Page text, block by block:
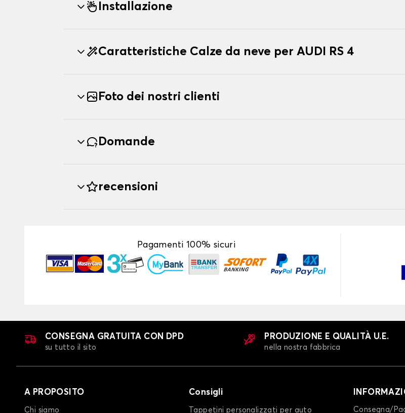
Installazione
Caratteristiche Calze da neve per AUDI RS 4
Foto dei nostri clienti
Domande
recensioni
Pagamenti 100% sicuri
CONSEGNA GRATUITA CON DPD
su tutto il sito
PRODUZIONE E QUALITÀ U.E.
nella nostra fabbrica
A PROPOSITO
Chi siamo
Consigli
Tappetini personalizzati per auto Consegna/